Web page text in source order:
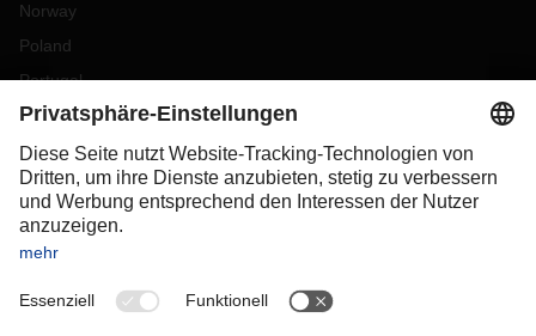
Norway
Poland
Portugal
Romania
Slovakia
Spain
Sweden
Switzerland